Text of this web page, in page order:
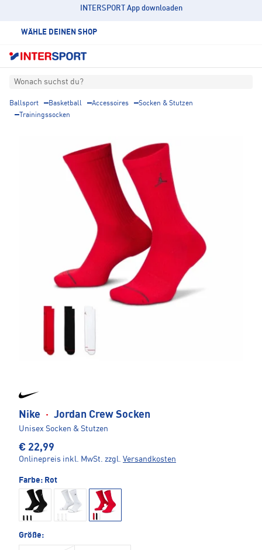
INTERSPORT App downloaden
WÄHLE DEINEN SHOP
Wonach suchst du?
Ballsport Basketball Accessoires
Socken & Stutzen
Trainingssocken
Nike · Jordan Crew Socken
Unisex Socken & Stutzen
€ 22,99
Onlinepreis inkl. MwSt. zzgl. Versandkosten
Farbe: Rot
Größe: